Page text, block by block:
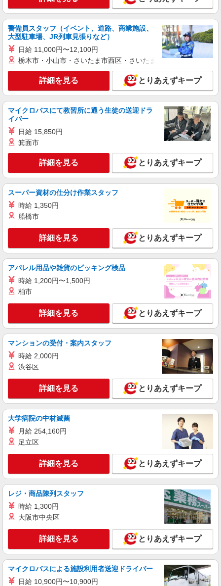
警備員スタッフ（イベント、道路、商業施設、
大型駐車場、JR列車見張りなど）
日給 11,000円〜12,100円
栃木市・小山市・さいたま市西区・さいたま市岩槻区・久喜市・
詳細を見る とりあえずキープ
マイクロバスにて教習所に通う生徒の送迎ドラ
イバー
日給 15,850円
箕面市
詳細を見る とりあえずキープ
スーパー資材の仕分け作業スタッフ
時給 1,350円
船橋市
詳細を見る とりあえずキープ
アパレル用品や雑貨のピッキング検品
時給 1,200円〜1,500円
柏市
詳細を見る とりあえずキープ
マンションの受付・案内スタッフ
時給 2,000円
渋谷区
詳細を見る とりあえずキープ
大学病院の中材滅菌
月給 254,160円
足立区
詳細を見る とりあえずキープ
レジ・商品陳列スタッフ
時給 1,300円
大阪市中央区
詳細を見る とりあえずキープ
マイクロバスによる施設利用者送迎ドライバー
日給 10,900円〜10,900円